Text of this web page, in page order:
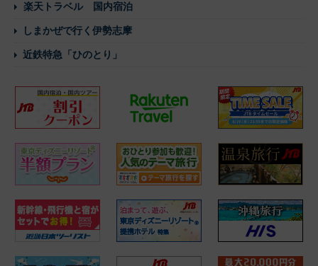
楽天トラベル 国内宿泊
しまかぜで行く伊勢志摩
近鉄特急「ひのとり」